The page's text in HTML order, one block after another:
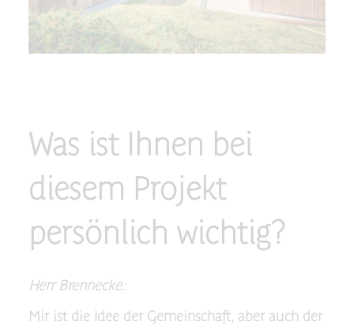
Was ist Ihnen bei
diesem Projekt
persönlich wichtig?
Herr Brennecke:
Mir ist die Idee der Gemeinschaft, aber auch der